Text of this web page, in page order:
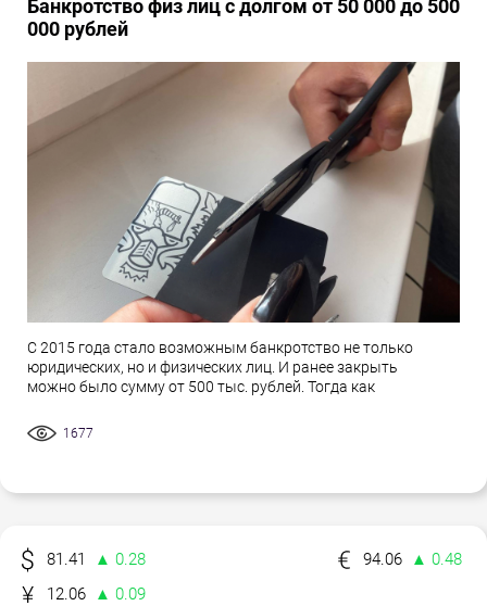
Банкротство физ лиц с долгом от 50 000 до 500
000 рублей
С 2015 года стало возможным банкротство не только
юридических, но и физических лиц. И ранее закрыть
можно было сумму от 500 тыс. рублей. Тогда как
1677
81.41 ▲ 0.28 94.06
▲ 0.48
12.06
▲ 0.09